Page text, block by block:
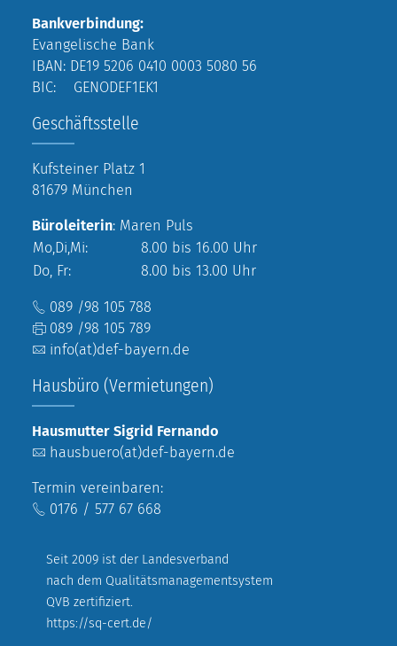
Bankverbindung:
Evangelische Bank
IBAN: DE19 5206 0410 0003 5080 56
BIC: GENODEF1EK1
Geschäftsstelle
Kufsteiner Platz 1
81679 München
Büroleiterin: Maren Puls
Mo,Di,Mi:
8.00 bis 16.00 Uhr
Do, Fr:
8.00 bis 13.00 Uhr
089 /98 105 788
089 /98 105 789
info(at)def-bayern.de
Hausbüro (Vermietungen)
Hausmutter Sigrid Fernando
hausbuero(at)def-bayern.de
Termin vereinbaren:
0176 / 577 67 668
Seit 2009 ist der Landesverband
nach dem Qualitätsmanagementsystem
QVB zertifiziert.
https://sq-cert.de/